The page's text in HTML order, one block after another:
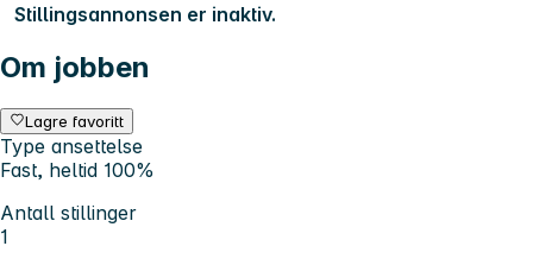
Stillingsannonsen er inaktiv.
Om jobben
Lagre favoritt
Type ansettelse
Fast, heltid 100%
Antall stillinger
1